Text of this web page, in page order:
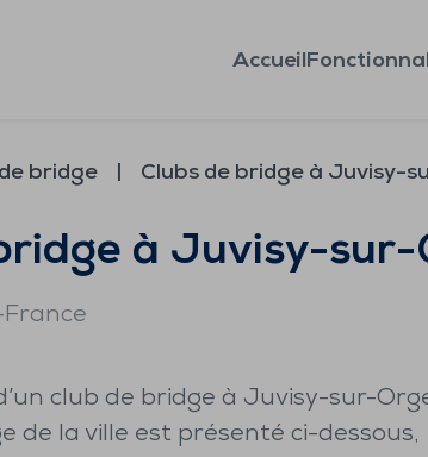
Accueil
bridge Clubs de bridge à Juvisy-
à Juvisy-sur-
France
club de bridge à Juvisy-sur-
de la ville est présenté ci-dessous,